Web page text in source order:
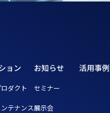
ョン
ダクト
テナンス
お知らせ
セミナー
展示会
活用事例